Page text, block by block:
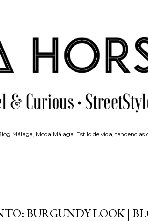
Málaga, Moda Málaga, Estilo de vida, tendencias
BURGUNDY LOOK |